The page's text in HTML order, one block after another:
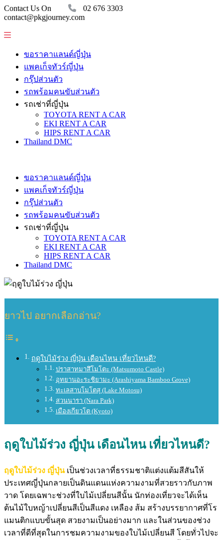
Contact Us On
02 676 3303
contact@pkgjourney.com
ขอราคาแลนด์ญี่ปุ่น
แพคเก็จทัวร์ญี่ปุ่น
กรุ๊ปส่วนตัว
รถพร้อมคนขับส่วนตัว
รถเช่าที่ญี่ปุ่น
TOYOTA RENT A CAR
EKI RENT A CAR
HIPS RENT A CAR
Thailand DMC
ขอราคาแลนด์ญี่ปุ่น
แพคเก็จทัวร์ญี่ปุ่น
กรุ๊ปส่วนตัว
รถพร้อมคนขับส่วนตัว
รถเช่าที่ญี่ปุ่น
TOYOTA RENT A CAR
EKI RENT A CAR
HIPS RENT A CAR
Thailand DMC
ยาวไป อยากเลือกอ่าน?
ฤดูใบไม้ร่วง ญี่ปุ่น เดือนไหน เที่ยวไหนดี?
ปราสาทมาสึโมโตะ (Matsumoto Castle)
อุทยานอะระชิยามะ (Arashiyama Bamboo Grove)
ทะเลสาบโมโตสุ (Lake Motosu)
สวนนารา (Nara Park)
เมืองเกียวโต (Kyoto)
ฤดูใบไม้ร่วง ญี่ปุ่น เดือนไหน เที่ยวไหนดี?
ฤดูใบไม้ร่วง ญี่ปุ่นเป็นช่วงเวลาที่ธรรมชาติแต่งแต้มสีสันให้
ประเทศญี่ปุ่นกลายเป็นดินแดนแห่งความงามที่สวยราวกับภาพ
วาด โดยเฉพาะช่วงที่ใบไม้เปลี่ยนสีนั้น นักท่องเที่ยวจะได้เห็น
ต้นไม้ใบหญ้าเปลี่ยนสีเป็นสีแดง เหลือง ส้ม สร้างบรรยากาศที่โร
แมนติกแบบขั้นสุด สวยงามเป็นอย่างมาก และในส่วนของช่วง
เวลาที่ดีที่สุดในการชมความงามของใบไม้เปลี่ยนสี โดยทั่วไปจะ